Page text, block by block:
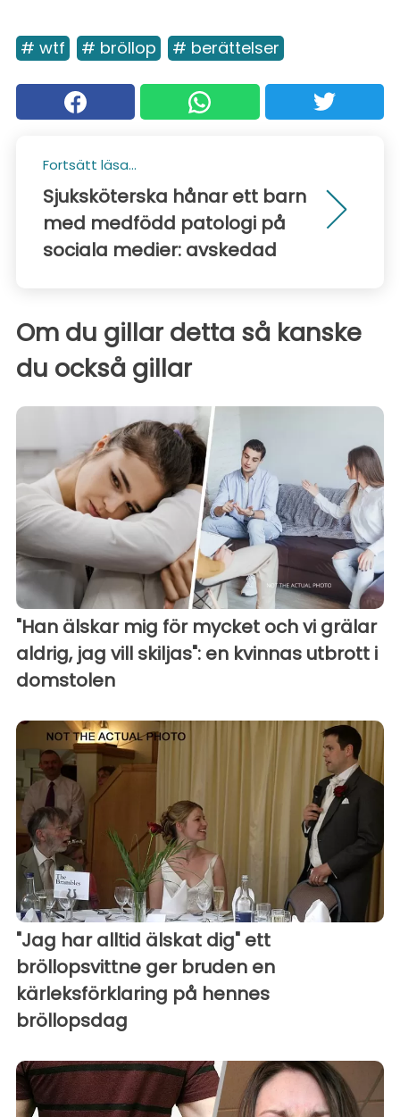
# wtf # bröllop # berättelser
Fortsätt läsa...
Sjuksköterska hånar ett barn
med medfödd patologi på
sociala medier: avskedad
Om du gillar detta så kanske
du också gillar
"Han älskar mig för mycket och vi grälar
aldrig, jag vill skiljas": en kvinnas utbrott i
domstolen
"Jag har alltid älskat dig" ett
bröllopsvittne ger bruden en
kärleksförklaring på hennes
bröllopsdag